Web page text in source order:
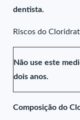
dentista.
Riscos do
Não use este
dois anos.
Composição do